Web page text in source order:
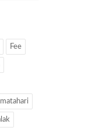
Fee
matahari